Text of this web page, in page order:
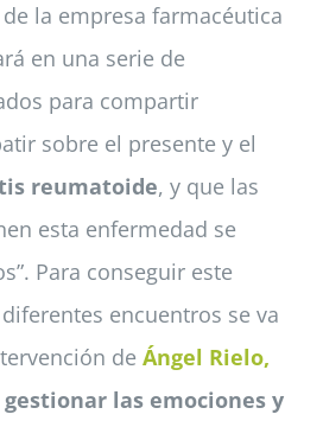
la empresa farmacéutica
en una serie de
para compartir
sobre el presente y el
reumatoide, y que las
esta enfermedad se
Para conseguir este
encuentros se va
de Ángel Rielo,
las emociones y